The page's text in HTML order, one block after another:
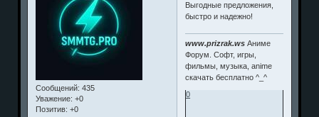
Сообщений: 435
Уважение: +0
Позитив: +0
Выгодные предложения,
быстро и надежно!
www.prizrak.ws Аниме
Форум. Софт, игры,
фильмы, музыка, anime
скачать бесплатно ^_^
0